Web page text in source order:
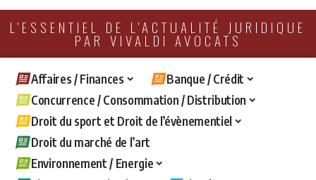
L'ESSENTIEL DE L'ACTUALITÉ JURIDIQUE
PAR VIVALDI AVOCATS
Affaires / Finances
Banque / Crédit
Concurrence / Consommation / Distribution
Droit du sport et Droit de l’évènementiel
Droit du marché de l’art
Environnement / Energie